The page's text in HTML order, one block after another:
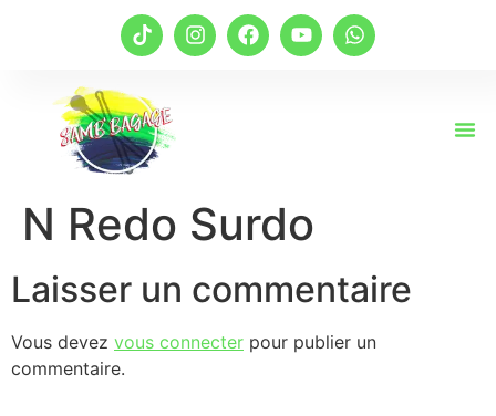
N Redo Surdo
Laisser un commentaire
Vous devez vous connecter pour publier un
commentaire.